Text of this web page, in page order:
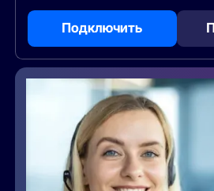
Подключить